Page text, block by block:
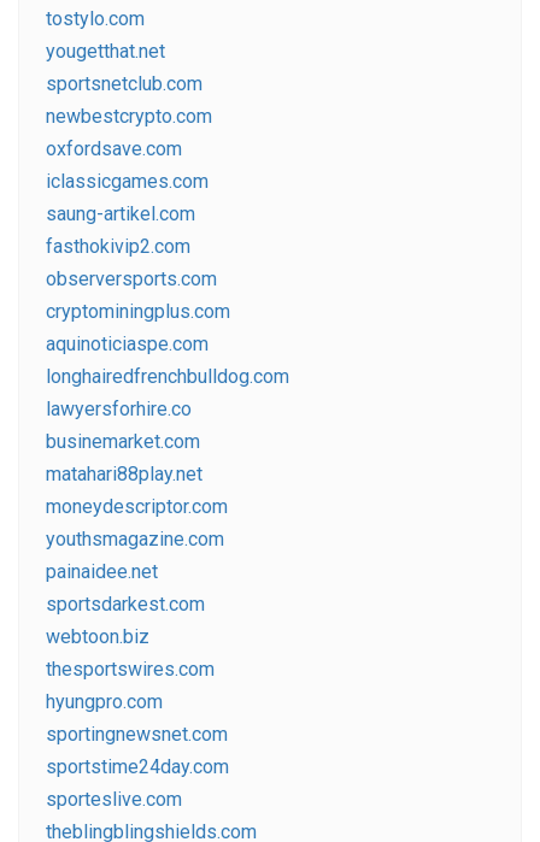
tostylo.com
yougetthat.net
sportsnetclub.com
newbestcrypto.com
oxfordsave.com
iclassicgames.com
saung-artikel.com
fasthokivip2.com
observersports.com
cryptominingplus.com
aquinoticiaspe.com
longhairedfrenchbulldog.com
lawyersforhire.co
businemarket.com
matahari88play.net
moneydescriptor.com
youthsmagazine.com
painaidee.net
sportsdarkest.com
webtoon.biz
thesportswires.com
hyungpro.com
sportingnewsnet.com
sportstime24day.com
sporteslive.com
theblingblingshields.com